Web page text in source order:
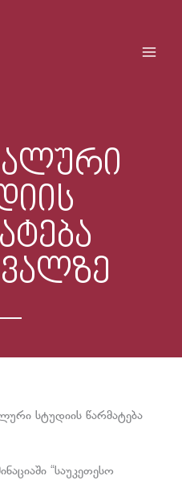
სტუდიის წარმატება
“საუკეთესო